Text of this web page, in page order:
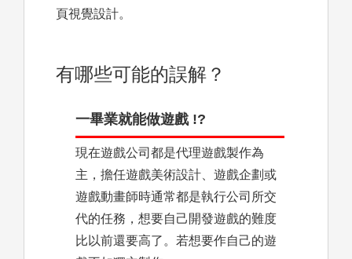
頁視覺設計。
有哪些可能的誤解？
一畢業就能做遊戲 !?
現在遊戲公司都是代理遊戲製作為
主，擔任遊戲美術設計、遊戲企劃或
遊戲動畫師時通常都是執行公司所交
代的任務，想要自己開發遊戲的難度
比以前還要高了。若想要作自己的遊